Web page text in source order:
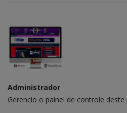
Administrador
Gerencio o painel de controle